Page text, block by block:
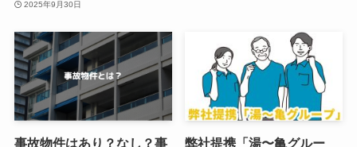
2025年9月30日
事故物件はあり？なし？事
弊社提携「湯〜亀グルー